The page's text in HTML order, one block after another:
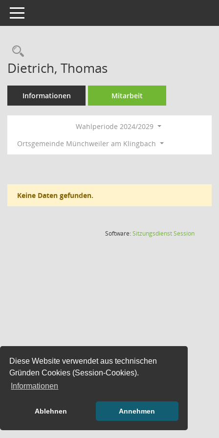
Diese Website verwendet aus technischen
Gründen Cookies (Session-Cookies).
Informationen
Ablehnen Annehmen
Toggle navigation
Rechercheauswahl
Dietrich, Thomas
Informationen Mitarbeit
Wahlperiode 2024/2029
Ortsgemeinde Münchweiler am Klingbach
Keine Daten gefunden.
Software:SitzungsdienstSession(Wird in